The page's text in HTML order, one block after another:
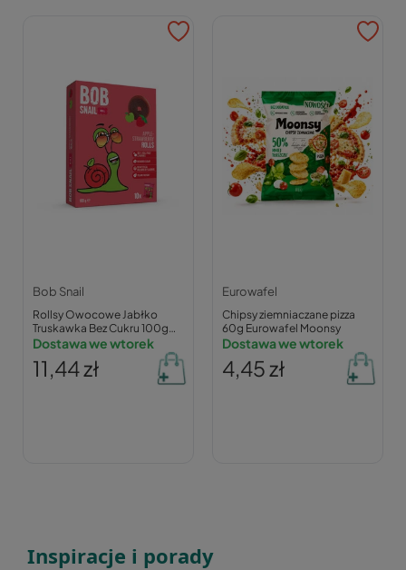
Bob Snail
Rollsy Owocowe Jabłko
Truskawka Bez Cukru 100g
Bob Snail
Dostawa we wtorek
11,44 zł
Eurowafel
Chipsy ziemniaczane pizza
60g Eurowafel Moonsy
Dostawa we wtorek
4,45 zł
Inspiracje i porady